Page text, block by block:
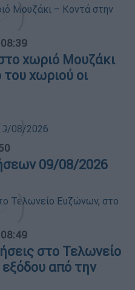
χωριό Μουζάκι
χωριού οι
09/08/2026
στο Τελωνείο
από την